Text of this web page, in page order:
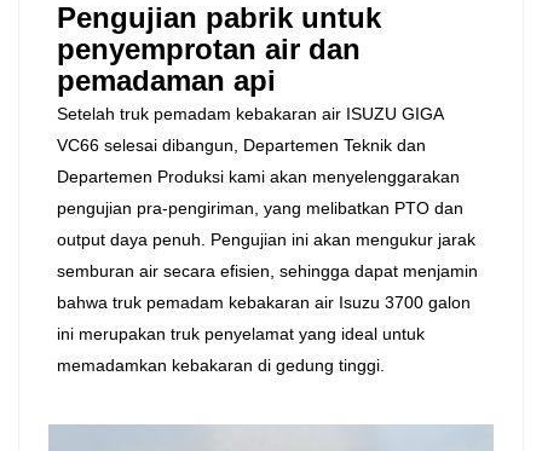
Pengujian pabrik untuk
penyemprotan air dan
pemadaman api
Setelah truk pemadam kebakaran air ISUZU GIGA
VC66 selesai dibangun, Departemen Teknik dan
Departemen Produksi kami akan menyelenggarakan
pengujian pra-pengiriman, yang melibatkan PTO dan
output daya penuh. Pengujian ini akan mengukur jarak
semburan air secara efisien, sehingga dapat menjamin
bahwa truk pemadam kebakaran air Isuzu 3700 galon
ini merupakan truk penyelamat yang ideal untuk
memadamkan kebakaran di gedung tinggi.